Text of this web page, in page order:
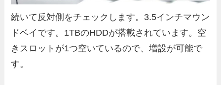
続いて反対側をチェックします。3.5インチマウン
ドベイです。1TBのHDDが搭載されています。空
きスロットが1つ空いているので、増設が可能で
す。